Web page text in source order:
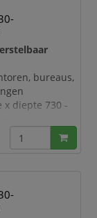
kg
42 dB
staal met
poedercoating
via 2
bureaus,
x diepte 730 -
kg